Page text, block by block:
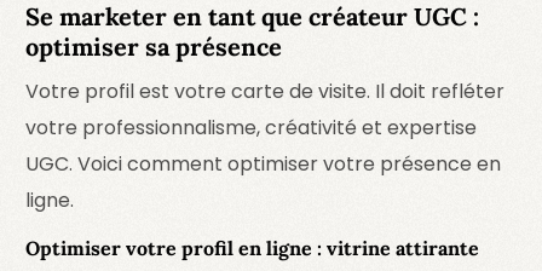
Se marketer en tant que créateur UGC :
optimiser sa présence
Votre profil est votre carte de visite. Il doit refléter
votre professionnalisme, créativité et expertise
UGC. Voici comment optimiser votre présence en
ligne.
Optimiser votre profil en ligne : vitrine attirante